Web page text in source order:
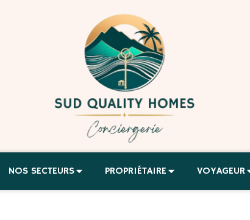
NOS SECTEURS PROPRIÉTAIRE VOYAGEUR